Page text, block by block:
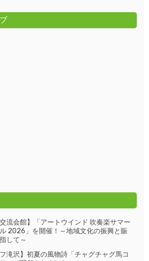
交流会館】「アートウインド 吹奏楽サマー
2026」を開催！～地域文化の振興と賑
して～
フ滝沢】初夏の風物詩「チャグチャグ馬コ